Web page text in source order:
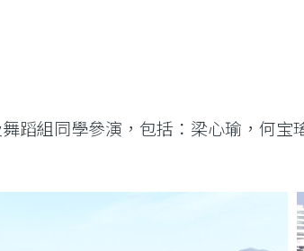
蹈組同學參演，包括：梁心瑜，何